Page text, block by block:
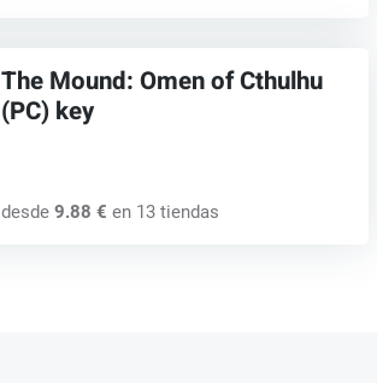
The Mound: Omen of Cthulhu
(PC) key
desde 9.88 € en 13 tiendas